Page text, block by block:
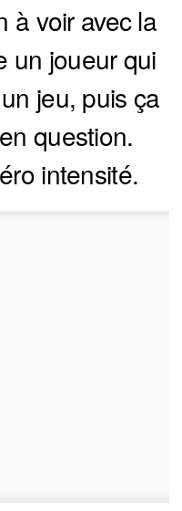
à voir avec la
un joueur qui
jeu, puis ça
question.
intensité.